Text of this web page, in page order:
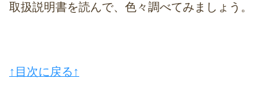
取扱説明書を読んで、色々調べてみましょう。
↑目次に戻る↑